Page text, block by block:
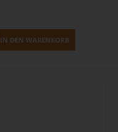
IN DEN WARENKORB